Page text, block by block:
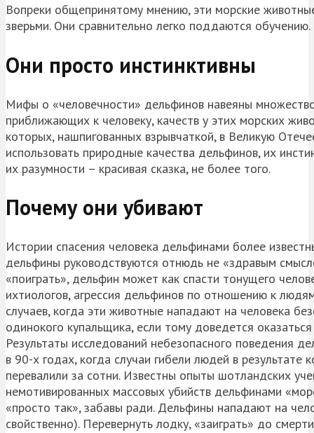
Вопреки общепринятому мнению, эти морские
зверьми. Они сравнительно легко поддаются
Они просто инстинктивны
Мифы о «человечности» дельфинов навеяны
приближающих к человеку, качеств у этих морских
которых, нашпигованных взрывчаткой, в Великую
использовать природные качества дельфинов, их
их разумности – красивая сказка, не более того.
Почему они убивают
Истории спасения человека дельфинами более
дельфины руководствуются отнюдь не «здравым
«поиграть», дельфин может как спасти тонущего
ихтиологов, агрессия дельфинов по отношению к
случаев, когда эти животные нападают на человека
одинокого купальщика, если тому доведется
Результаты исследований небезопасного поведения
в 90-х годах, когда случаи гибели людей в
перевалили за сотни. Известны опыты шотландских
немотивированных массовых убийств дельфинами
«просто так», забавы ради. Дельфины нападают на
свойственно). Перевернуть лодку, «заиграть» до